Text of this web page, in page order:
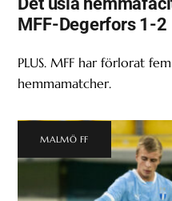
MFF-Degerfors 1-2
PLUS. MFF har förlorat
hemmamatcher.
MALMÖ FF